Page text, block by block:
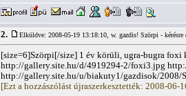
2. Elküldve: 2008-05-19 13:18:10, w. gazdis! Szörpi -
[size=6]Szörpi[/size] 1 év körüli, ugra-bugra
http://gallery.site.hu/d/4919294-2/foxi3.jpg
http://gallery.site.hu/u/biakuty1/gazdisok/2008/
[Ezt a hozzászólást újraszerkesztették: 2008-06-